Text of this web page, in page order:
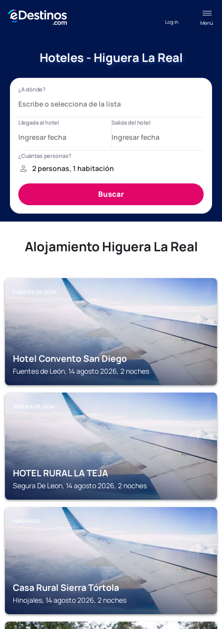
Menú
Log in
Hoteles - Higuera La Real
Alojamiento Higuera La Real
FUENTES DE LEÓN
Hotel Convento San Diego
Fuentes de León, 14 agosto 2026, 2 noches
SEGURA DE LEON
HOTEL RURAL LA TEJA
Segura De Leon, 14 agosto 2026, 2 noches
HINOJALES
Casa Rural Sierra Tórtola
Hinojales, 14 agosto 2026, 2 noches